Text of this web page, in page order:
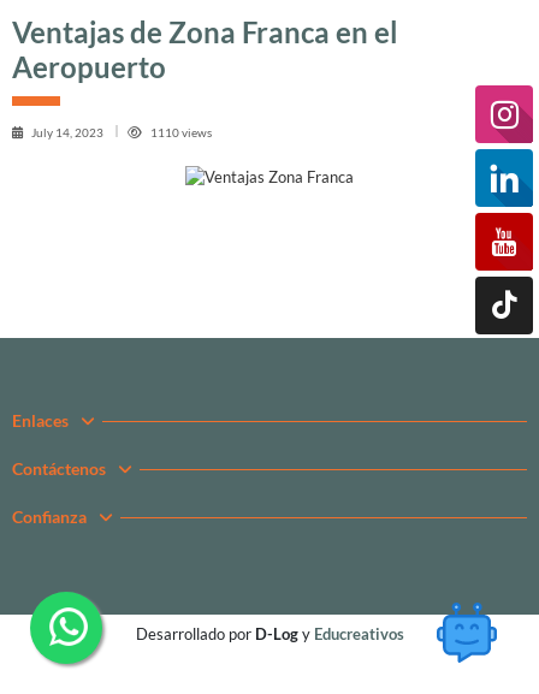
Ventajas de Zona Franca en el
Aeropuerto
July 14, 2023 1110 views
Enlaces
Contáctenos
Confianza
Desarrollado por D-Logy Educreativos